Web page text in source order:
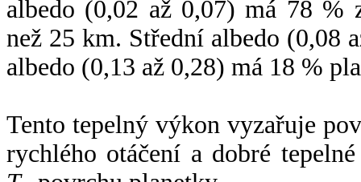
albedo (0,02 až 0,07) má 78 %
než 25 km. Střední albedo (0,08
albedo (0,13 až 0,28) má 18 %
Tento tepelný výkon vyzařuje
rychlého otáčení a dobré